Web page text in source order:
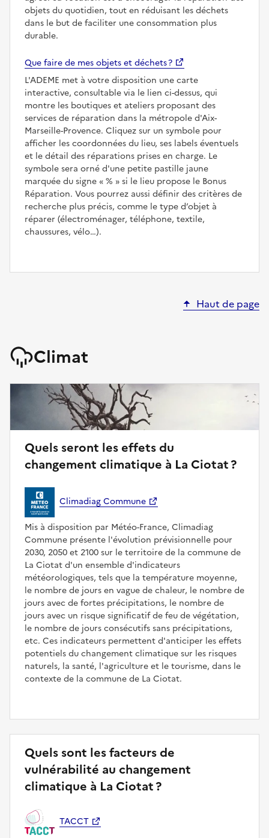
objets du quotidien, tout en réduisant les déchets
dans le but de faciliter une consommation plus
durable.
Que faire de mes objets et déchets ?
L'ADEME met à votre disposition une carte
interactive, consultable via le lien ci-dessus, qui
montre les boutiques et ateliers proposant des
services de réparation dans la métropole d'Aix-
Marseille-Provence. Cliquez sur un symbole pour
afficher les coordonnées du lieu, ses labels éventuels
et le détail des réparations prises en charge. Le
symbole sera orné d'une petite pastille jaune
marquée du signe
%
si le lieu propose le Bonus
Réparation. Vous pourrez aussi définir des critères de
recherche plus précis, comme le type d’objet à
réparer (électroménager, téléphone, textile,
chaussures, vélo…).
Haut de page
Climat
Quels seront les effets du
changement climatique à La Ciotat ?
Climadiag Commune
Mis à disposition par Météo-France, Climadiag
Commune présente l'évolution prévisionnelle pour
2030, 2050 et 2100 sur le territoire de la commune de
La Ciotat d'un ensemble d'indicateurs
météorologiques, tels que la température moyenne,
le nombre de jours en vague de chaleur, le nombre de
jours avec de fortes précipitations, le nombre de
jours avec un risque significatif de feu de végétation,
le nombre de jours consécutifs sans précipitations,
etc. Ces indicateurs permettent d'anticiper les effets
potentiels du changement climatique sur les risques
naturels, la santé, l'agriculture et le tourisme, dans le
contexte de la commune de La Ciotat.
Quels sont les facteurs de
vulnérabilité au changement
climatique à La Ciotat ?
TACCT